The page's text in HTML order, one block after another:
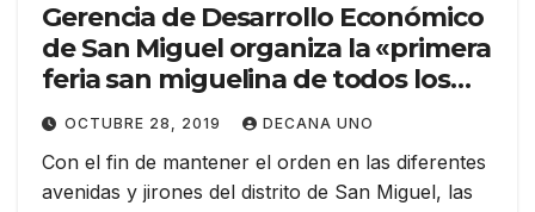
Gerencia de Desarrollo Económico
de San Miguel organiza la «primera
feria san miguelina de todos los
santos»
OCTUBRE 28, 2019 DECANA UNO
Con el fin de mantener el orden en las diferentes
avenidas y jirones del distrito de San Miguel, las